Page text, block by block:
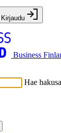
Kirjaudu
Business
Hae